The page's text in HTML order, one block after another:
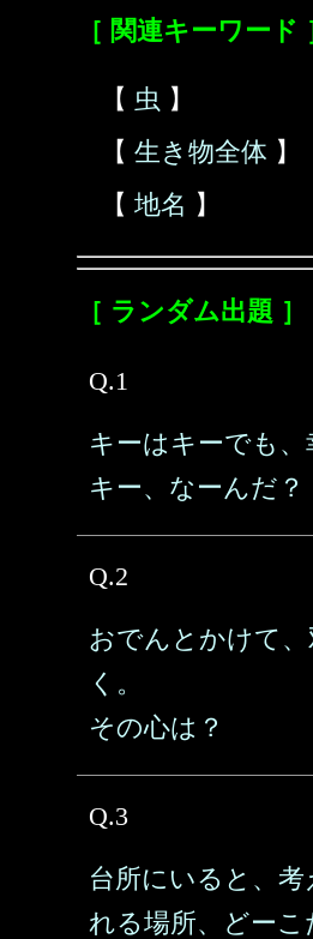
［ 関連キーワード
【 虫 】
【 生き物全体 】
【 地名 】
［ ランダム出題 ］
Q.1
キーはキーでも、
キー、なーんだ？
Q.2
おでんとかけて、
く。
その心は？
Q.3
台所にいると、
れる場所、どーこ